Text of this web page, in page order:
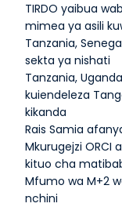
TIRDO yaibua
mimea ya asili
Tanzania,
sekta ya nishati
Tanzania,
kuiendeleza
kikanda
Rais Samia
Mkurugejzi ORCI
kituo cha
Mfumo wa M+2
nchini